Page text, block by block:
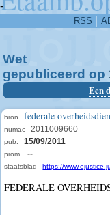
-
RSS
Wet
gepubliceerd op
Een
bron federale
numac 2011009660
pub. 15/09/2011
prom. --
staatsblad https://
FEDERALE